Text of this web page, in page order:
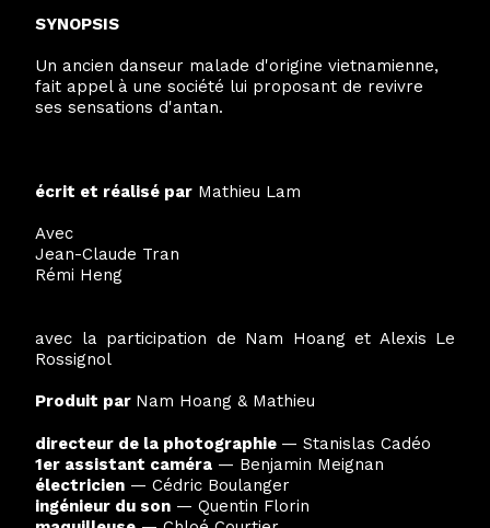
SYNOPSIS
Un ancien danseur malade d'origine vietnamienne,
fait appel à une société lui proposant de revivre
ses sensations d'antan.
écrit et réalisé par Mathieu Lam
Avec
Jean-Claude Tran
Rémi Heng
avec la participation de Nam Hoang et Alexis Le
Rossignol
Produit par Nam Hoang & Mathieu
directeur de la photographie — Stanislas Cadéo
1er assistant caméra — Benjamin Meignan
électricien — Cédric Boulanger
ingénieur du son — Quentin Florin